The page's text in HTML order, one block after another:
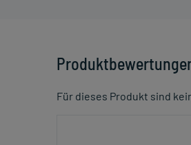
Für dieses Produkt sind